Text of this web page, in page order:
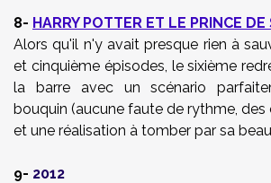
8- HARRY POTTER ET LE PRINCE
Alors qu'il n'y avait presque rien à
et cinquième épisodes, le sixième
la barre avec un scénario
bouquin (aucune faute de rythme, des
et une réalisation à tomber par sa
9- 2012